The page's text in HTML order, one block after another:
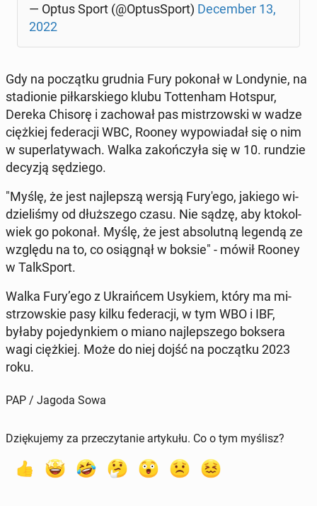
— Optus Sport (@Optus­Sport) De­cem­ber 13,
2022
Gdy na po­cząt­ku grudnia Fury pokonał w Lon­dy­nie, na
sta­dio­nie pił­kar­skie­go klubu Tot­ten­ham Hotspur,
Dereka Chisorę i za­cho­wał pas mi­strzow­ski w wadze
cięż­kiej fe­de­ra­cji WBC, Rooney wy­po­wia­dał się o nim
w su­per­la­ty­wach. Walka za­koń­czy­ła się w 10. rundzie
decyzją sę­dzie­go.
"Myślę, że jest naj­lep­szą wersją Fu­ry­'e­go, jakiego wi­
dzie­li­śmy od dłuż­sze­go czasu. Nie sądzę, aby kto­kol­
wiek go pokonał. Myślę, że jest ab­so­lut­ną legendą ze
względu na to, co osią­gnął w boksie" - mówił Rooney
w Talk­Sport.
Walka Fury’ego z Ukra­iń­cem Usykiem, który ma mi­
strzow­skie pasy kilku fe­de­ra­cji, w tym WBO i IBF,
byłaby po­je­dyn­kiem o miano naj­lep­sze­go boksera
wagi cięż­kiej. Może do niej dojść na po­cząt­ku 2023
roku.
PAP / Jagoda Sowa
Dziękujemy za przeczytanie artykułu. Co o tym myślisz?